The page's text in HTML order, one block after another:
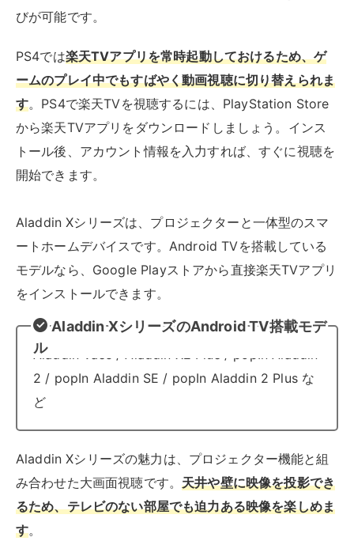
ートホームデバイスです。Android TVを搭載している
をインストールできます。
Aladdin XシリーズのAndroid TV搭載モデ
Aladdin Vase / Aladdin X2 Plus / popIn Aladdin
2 / popIn Aladdin SE / popIn Aladdin 2 Plus な
ど
Aladdin Xシリーズの魅力は、プロジェクター機能と組
み合わせた大画面視聴です。天井や壁に映像を投影でき
るため、テレビのない部屋でも迫力ある映像を楽しめま
す。
また、内蔵スピーカーも搭載しているため、追加の音響
機器がなくても十分な音質で視聴できます。スマートホ
ーム機能との連携により、照明の調整や音声コントロー
ルなども可能です。
楽天TV対応のテレビ一覧